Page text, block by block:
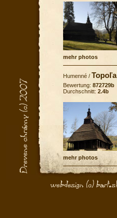
mehr photos
Humenné / Topoľa
Bewertung: 872729b
Durchschnitt: 2.4b
mehr photos